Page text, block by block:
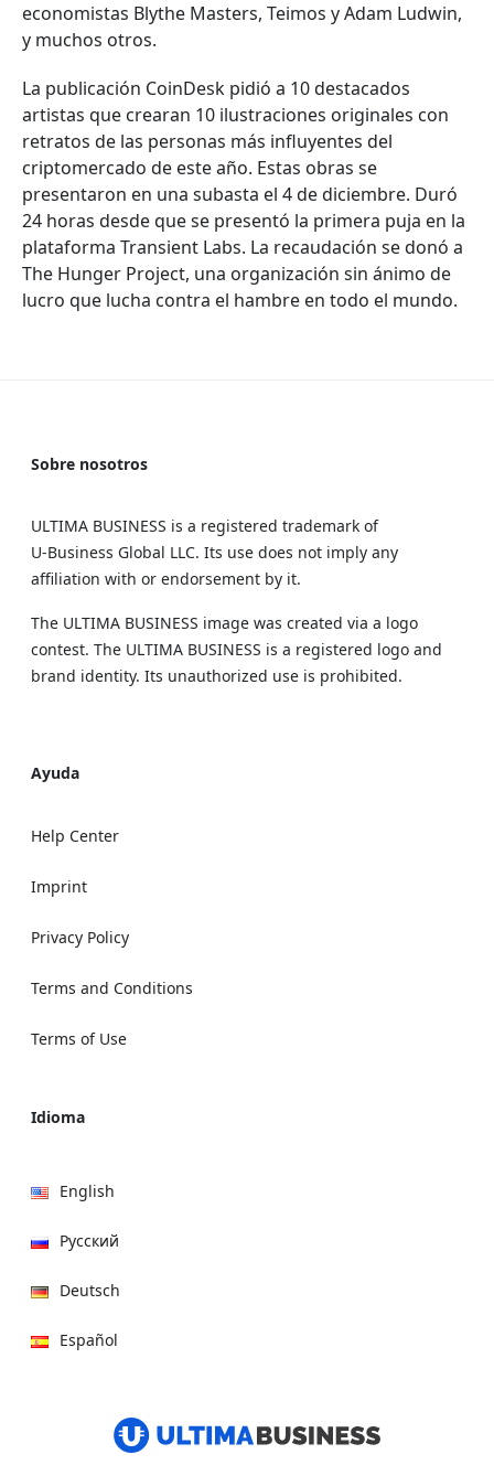
economistas Blythe Masters, Teimos y Adam Ludwin,
y muchos otros.
La publicación CoinDesk pidió a 10 destacados
artistas que crearan 10 ilustraciones originales con
retratos de las personas más influyentes del
criptomercado de este año. Estas obras se
presentaron en una subasta el 4 de diciembre. Duró
24 horas desde que se presentó la primera puja en la
plataforma Transient Labs. La recaudación se donó a
The Hunger Project, una organización sin ánimo de
lucro que lucha contra el hambre en todo el mundo.
Sobre nosotros
ULTIMA BUSINESS is a registered trademark of
U‑Business Global LLC. Its use does not imply any
affiliation with or endorsement by it.
The ULTIMA BUSINESS image was created via a logo
contest. The ULTIMA BUSINESS is a registered logo and
brand identity. Its unauthorized use is prohibited.
Ayuda
Help Center
Imprint
Privacy Policy
Terms and Conditions
Terms of Use
Idioma
English
Русский
Deutsch
Español